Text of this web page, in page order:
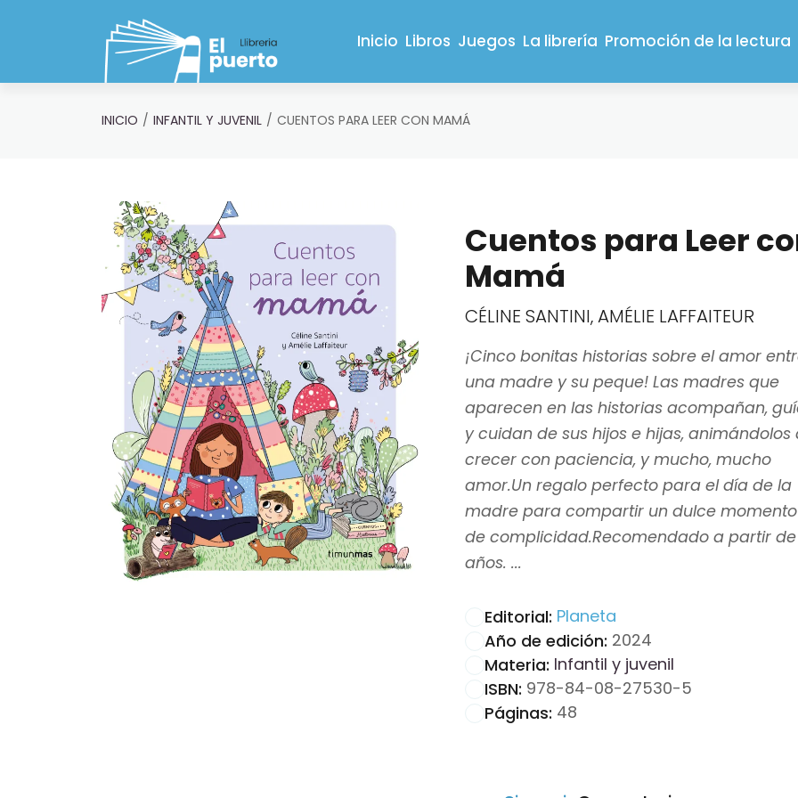
Inicio Libros Juegos La librería Promoción de la lectura
INICIO INFANTIL Y JUVENIL CUENTOS PARA LEER CON MAMÁ
Cuentos para Leer
Mamá
CÉLINE SANTINI, AMÉLIE LAFFAITEUR
¡Cinco bonitas historias sobre el amor
una madre y su peque! Las madres que
aparecen en las historias acompañan,
y cuidan de sus hijos e hijas, animándolos
crecer con paciencia, y mucho, mucho
amor.Un regalo perfecto para el día de la
madre para compartir un dulce momento
de complicidad.Recomendado a partir
años. ...
Editorial: Planeta
Año de edición: 2024
Materia: Infantil y juvenil
ISBN: 978-84-08-27530-5
Páginas: 48